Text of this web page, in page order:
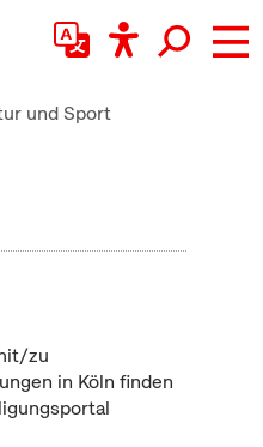
und Sport
zu
in Köln finden